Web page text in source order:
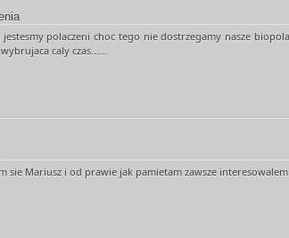
jestesmy polaczeni choc tego nie dostrzegamy nasze
caly czas......
sie Mariusz i od prawie jak pamietam zawsze interesowalem